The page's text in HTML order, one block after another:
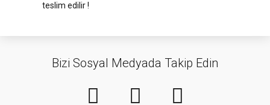
teslim edilir !
Bizi Sosyal Medyada Takip Edin